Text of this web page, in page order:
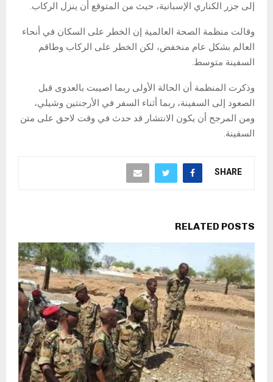
إلى جزر الكناري الإسبانية، حيث من المتوقع أن ينزل الركاب.
وقالت منظمة الصحة العالمية إن الخطر على السكان في أنحاء
العالم بشكل عام منخفض، لكن الخطر على الركاب وطاقم
السفينة متوسط.
وذكرت المنظمة أن الحالة الأولى ربما اصيبت بالعدوى قبل
الصعود إلى السفينة، ربما أثناء السفر في الأرجنتين وشيلي،
ومن المرجح أن يكون الانتشار قد حدث في وقت لاحق على متن
السفينة.
SHARE
RELATED POSTS